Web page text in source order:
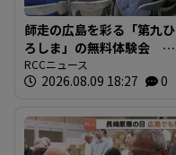
師走の広島を彩る「第九ひ
ろしま」の無料体験会 指
揮者に沼尻竜典さん迎え
今年は12月20日に開催
RCCニュース
2026.08.09 18:27 0